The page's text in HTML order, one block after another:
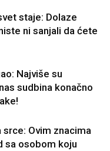
staje: Dolaze
ni sanjali da ćete
Najviše su
sudbina konačno
Ovim znacima
sa osobom koju